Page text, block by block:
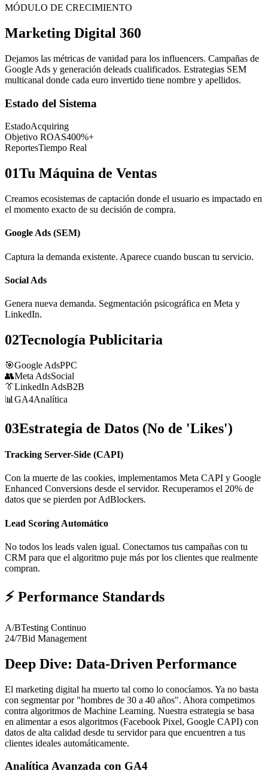
MÓDULO DE CRECIMIENTO
Marketing Digital 360
Dejamos las métricas de vanidad para los influencers. Campañas de
Google Ads y generación deleads cualificados. Estrategias SEM
multicanal donde cada euro invertido tiene nombre y apellidos.
Estado del Sistema
EstadoAcquiring
Objetivo ROAS400%+
ReportesTiempo Real
01Tu Máquina de Ventas
Creamos ecosistemas de captación donde el usuario es impactado en
el momento exacto de su decisión de compra.
Google Ads (SEM)
Captura la demanda existente. Aparece cuando buscan tu servicio.
Social Ads
Genera nueva demanda. Segmentación psicográfica en Meta y
LinkedIn.
02Tecnología Publicitaria
🎯Google AdsPPC
👥Meta AdsSocial
👔LinkedIn AdsB2B
📊 GA4Analítica
03Estrategia de Datos (No de 'Likes')
Tracking Server-Side (CAPI)
Con la muerte de las cookies, implementamos Meta CAPI y Google
Enhanced Conversions desde el servidor. Recuperamos el 20% de
datos que se pierden por AdBlockers.
Lead Scoring Automático
No todos los leads valen igual. Conectamos tus campañas con tu
CRM para que el algoritmo puje más por los clientes que realmente
compran.
⚡ Performance Standards
A/BTesting Continuo
24/7Bid Management
Deep Dive: Data-Driven Performance
El marketing digital ha muerto tal como lo conocíamos. Ya no basta
con segmentar por "hombres de 30 a 40 años". Ahora competimos
contra algoritmos de Machine Learning. Nuestra estrategia se basa
en alimentar a esos algoritmos (Facebook Pixel, Google CAPI) con
datos de alta calidad desde tu servidor para que encuentren a tus
clientes ideales automáticamente.
Analítica Avanzada con GA4